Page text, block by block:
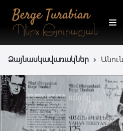
Ձայնասկավառակներ